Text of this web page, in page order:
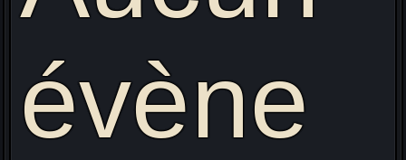
évène